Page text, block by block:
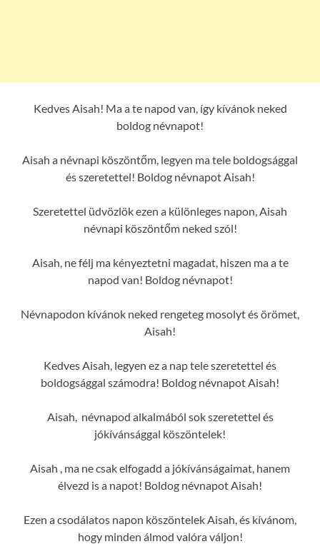
Kedves Aisah! Ma a te napod van, így kívánok neked
boldog névnapot!
Aisah a névnapi köszöntőm, legyen ma tele boldogsággal
és szeretettel! Boldog névnapot Aisah!
Szeretettel üdvözlök ezen a különleges napon, Aisah
névnapi köszöntőm neked szól!
Aisah, ne félj ma kényeztetni magadat, hiszen ma a te
napod van! Boldog névnapot!
Névnapodon kívánok neked rengeteg mosolyt és örömet,
Aisah!
Kedves Aisah, legyen ez a nap tele szeretettel és
boldogsággal számodra! Boldog névnapot Aisah!
Aisah, névnapod alkalmából sok szeretettel és
jókívánsággal köszöntelek!
Aisah , ma ne csak elfogadd a jókívánságaimat, hanem
élvezd is a napot! Boldog névnapot Aisah!
Ezen a csodálatos napon köszöntelek Aisah, és kívánom,
hogy minden álmod valóra váljon!